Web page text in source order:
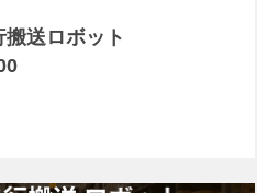
搬送ロボット